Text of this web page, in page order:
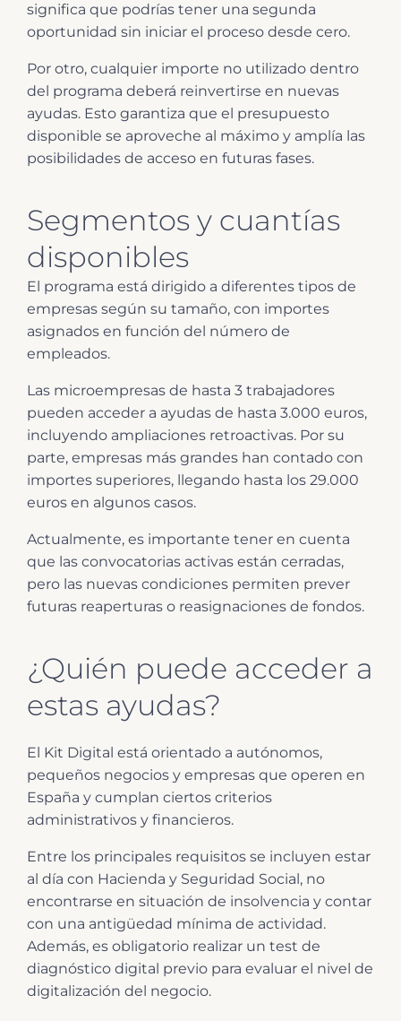
significa que podrías tener una segunda
oportunidad sin iniciar el proceso desde cero.
Por otro, cualquier importe no utilizado dentro
del programa deberá reinvertirse en nuevas
ayudas. Esto garantiza que el presupuesto
disponible se aproveche al máximo y amplía las
posibilidades de acceso en futuras fases.
Segmentos y cuantías
disponibles
El programa está dirigido a diferentes tipos de
empresas según su tamaño, con importes
asignados en función del número de
empleados.
Las microempresas de hasta 3 trabajadores
pueden acceder a ayudas de hasta 3.000 euros,
incluyendo ampliaciones retroactivas. Por su
parte, empresas más grandes han contado con
importes superiores, llegando hasta los 29.000
euros en algunos casos.
Actualmente, es importante tener en cuenta
que las convocatorias activas están cerradas,
pero las nuevas condiciones permiten prever
futuras reaperturas o reasignaciones de fondos.
¿Quién puede acceder a
estas ayudas?
El Kit Digital está orientado a autónomos,
pequeños negocios y empresas que operen en
España y cumplan ciertos criterios
administrativos y financieros.
Entre los principales requisitos se incluyen estar
al día con Hacienda y Seguridad Social, no
encontrarse en situación de insolvencia y contar
con una antigüedad mínima de actividad.
Además, es obligatorio realizar un test de
diagnóstico digital previo para evaluar el nivel de
digitalización del negocio.